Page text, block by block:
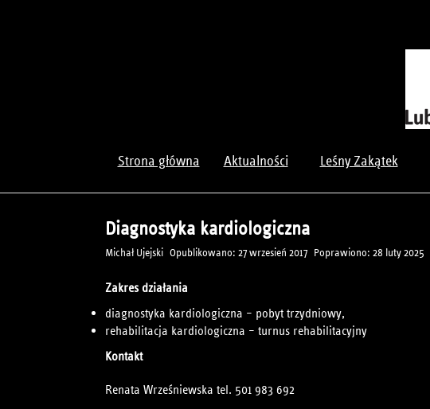
Strona główna Aktualności Leśny Zakątek
Diagnostyka kardiologiczna
Michał Ujejski Opublikowano: 27 wrzesień 2017 Poprawiono: 28 luty 2025
Zakres działania
diagnostyka kardiologiczna – pobyt trzydniowy,
rehabilitacja kardiologiczna – turnus rehabilitacyjny
Kontakt
Renata Wrześniewska tel. 501 983 692